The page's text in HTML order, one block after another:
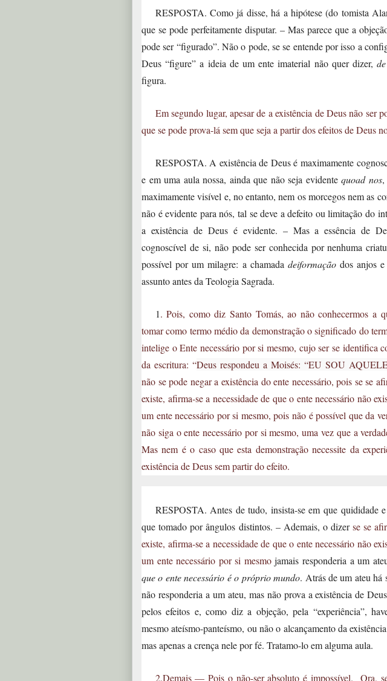
RESPOSTA. Como já disse, há a hipótese (do tomista
que se pode perfeitamente disputar. – Mas parece que a
pode ser “figurado”. Não o pode, se se entende por isso a
Deus “figure” a ideia de um ente imaterial não quer dizer,
figura.
Em segundo lugar, apesar de a existência de Deus não ser
que se pode prova-lá sem que seja a partir dos efeitos de Deus
RESPOSTA. A existência de Deus é maximamente
e em uma aula nossa, ainda que não seja evidente quoad nos,
maximamente visível e, no entanto, nem os morcegos nem as
não é evidente para nós, tal se deve a defeito ou limitação do
a existência de Deus é evidente. – Mas a essência de
cognoscível de si, não pode ser conhecida por nenhuma
possível por um milagre: a chamada deiformaçãodos anjos e
assunto antes da Teologia Sagrada.
1. Pois, como diz Santo Tomás, ao não conhecermos a
tomar como termo médio da demonstração o significado do
intelige o Ente necessário por si mesmo, cujo ser se identifica
da escritura: “Deus respondeu a Moisés: “EU SOU
não se pode negar a existência do ente necessário, pois se se
existe, afirma-se a necessidade de que o ente necessário não
um ente necessário por si mesmo, pois não é possível que da
não siga o ente necessário por si mesmo, uma vez que a
Mas nem é o caso que esta demonstração necessite da
existência de Deus sem partir do efeito.
RESPOSTA. Antes de tudo, insista-se em que quididade
que tomado por ângulos distintos. – Ademais, o dizerse se
existe, afirma-se a necessidade de que o ente necessário não
um ente necessário por si mesmojamais responderia a um
que o ente necessário é o próprio mundo. Atrás de um ateu há
não responderia a um ateu, mas não prova a existência de
pelos efeitos e, como diz a objeção, pela “experiência”,
mesmo ateísmo-panteísmo, ou não o alcançamento da
mas apenas a crença nele por fé. Tratamo-lo em alguma aula.
2.Demais — Pois o não-ser absoluto é impossível. Ora,